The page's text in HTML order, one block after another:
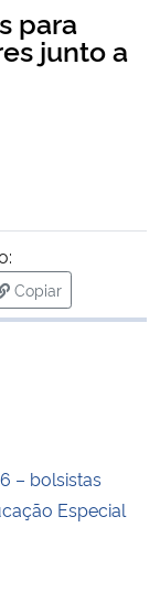
para
junto a
Copiar
para área de
– bolsistas
Especial